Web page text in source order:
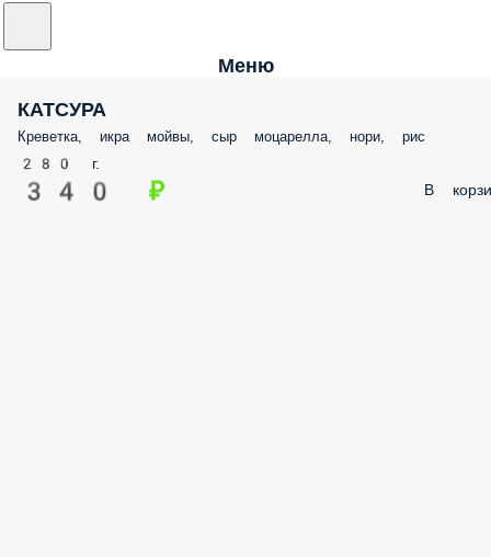
Меню
КАТСУРА
Креветка, икра мойвы, сыр моцарелла, нори, рис
280 г.
340 ₽ В